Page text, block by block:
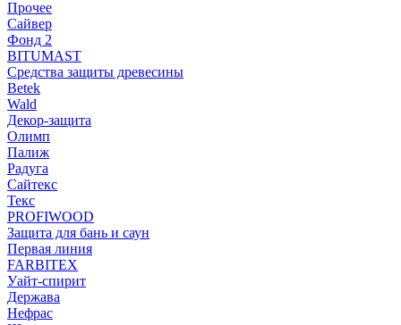
Прочее
Сайвер
Фонд 2
BITUMAST
Средства защиты древесины
Betek
Wald
Декор-защита
Олимп
Палиж
Радуга
Сайтекс
Текс
PROFIWOOD
Защита для бань и саун
Первая линия
FARBITEX
Уайт-спирит
Держава
Нефрас